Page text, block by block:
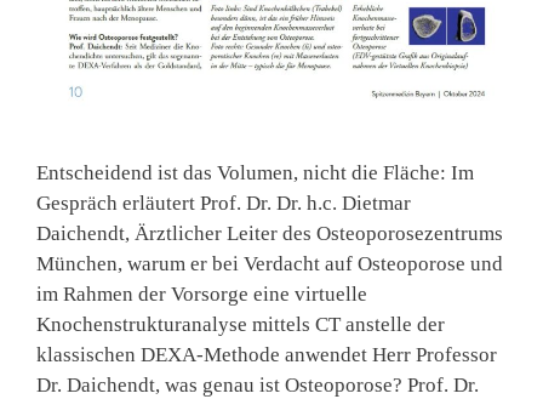
Entscheidend ist das Volumen, nicht die Fläche: Im
Gespräch erläutert Prof. Dr. Dr. h.c. Dietmar
Daichendt, Ärztlicher Leiter des Osteoporosezentrums
München, warum er bei Verdacht auf Osteoporose und
im Rahmen der Vorsorge eine virtuelle
Knochenstrukturanalyse mittels CT anstelle der
klassischen DEXA-Methode anwendet Herr Professor
Dr. Daichendt, was genau ist Osteoporose? Prof. Dr.